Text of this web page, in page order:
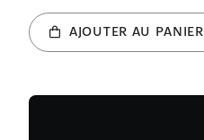
AJOUTER AU PANIER